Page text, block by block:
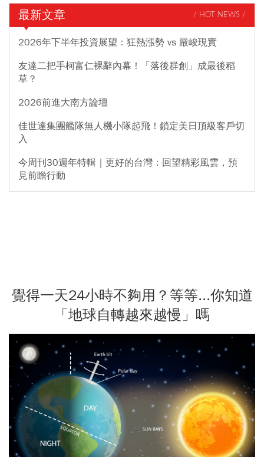
最新文章 / HOT NEWS /
2026年下半年投資展望：狂熱漲勢 vs 嚴峻現實
友達二把手柯富仁裸辭內幕！「落後群創」成最後稻
草？
2026前進大南方論壇
佳世達集團艦隊無人機小隊起飛！鎖定美日頂級客戶切
入
今周刊30週年特輯｜更好的台灣：回望精彩風雲，預
見前瞻行動
覺得一天24小時不夠用？等等...你知道
「地球自轉越來越慢」嗎